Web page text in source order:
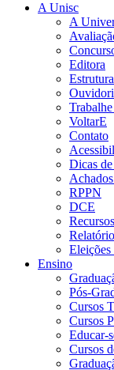
A Unisc
A
Editora
VoltarE
Contato
Dicas de
RPPN
DCE
Ensino
Pós-
Cursos
Cursos
Educar-
Cursos